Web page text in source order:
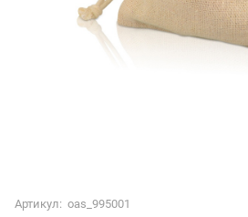
Артикул: oas_995001